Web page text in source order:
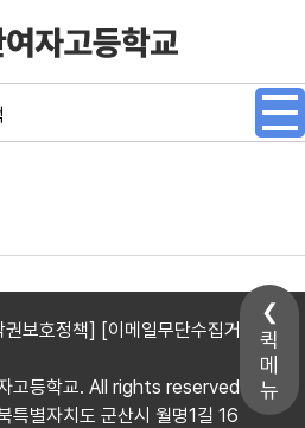
퀵
메
뉴
권보호정책] [이메일무단수집거부]
등학교. All rights reserved
별자치도 군산시 월명1길 16